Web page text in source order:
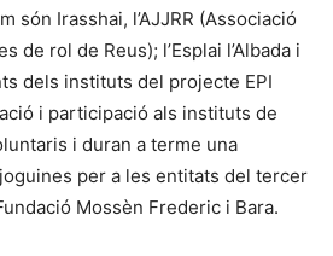
són Irasshai, l’AJJRR (Associació
de rol de Reus); l’Esplai l’Albada i
dels instituts del projecte EPI
i participació als instituts de
i duran a terme una
per a les entitats del tercer
Mossèn Frederic i Bara.